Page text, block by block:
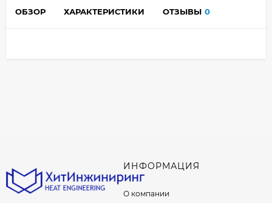
ОБЗОР ХАРАКТЕРИСТИКИ ОТЗЫВЫ 0
ИНФОРМАЦИЯ
О компании